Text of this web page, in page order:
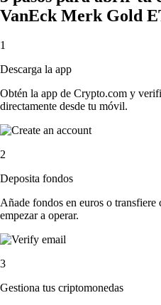
VanEck Merk Gold
1
Descarga la app
Obtén la app de Crypto.com y
directamente desde tu móvil.
2
Deposita fondos
Añade fondos en euros o transfiere
empezar a operar.
3
Gestiona tus criptomonedas